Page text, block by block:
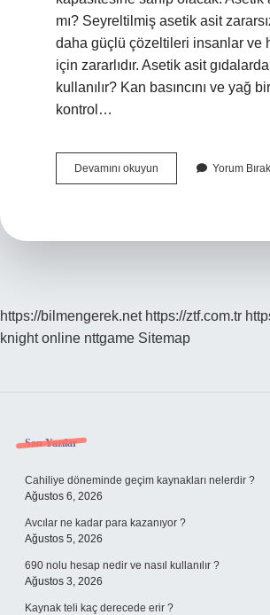
mı? Seyreltilmiş asetik asit
daha güçlü çözeltileri insanlar ve
için zararlıdır. Asetik asit
kullanılır? Kan basıncını ve yağ
kontrol…
Devamını okuyun
Asit
Yorum Bırak
https://bilmengerek.net https://ztf.com.tr
knight online nttgame Sitemap
Sidebar
Son Yazılar
Cahiliye döneminde geçim kaynakları nelerdir ?
Ağustos 6, 2026
Avcılar ne kadar para kazanıyor ?
Ağustos 5, 2026
690 nolu hesap nedir ve nasıl kullanılır ?
Ağustos 3, 2026
Kaynak teli kaç derecede erir ?